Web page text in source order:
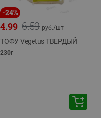
-24%
6.59
4.99 руб./шт
ТОФУ Vegetus ТВЕРДЫЙ
230г